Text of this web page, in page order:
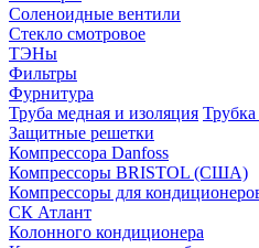
Соленоидные вентили
Стекло смотровое
ТЭНы
Фильтры
Фурнитура
Труба медная и изоляция
Защитные решетки
Компрессора Danfoss
Компрессоры BRISTOL (США)
Компрессоры для
СК Атлант
Колонного кондиционера